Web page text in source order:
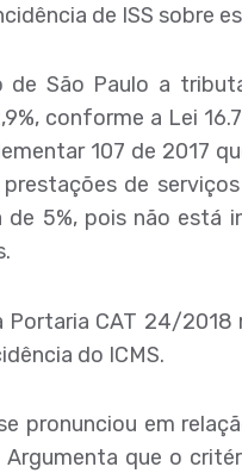
de ISS sobre
de São Paulo a
conforme a Lei
107 de 2017
prestações de
5%, pois não está
Portaria CAT 24/
do ICMS.
pronunciou em
Argumenta que o